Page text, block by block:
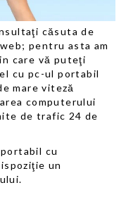
căsuta de
pentru asta am
care vă puteţi
cu pc-ul portabil
mare viteză
computerului
de trafic 24 de
cu
un